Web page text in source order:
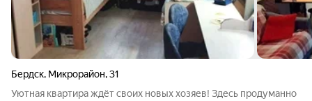
Бердск, Микрорайон,31
Уютная квартира ждёт своих новых хозяев! Здесь продуманно